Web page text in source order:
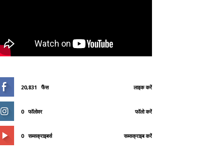
20,831 फैंस लाइक करें
0 फॉलोवर फॉलो करें
0 सब्सक्राइबर्स सब्सक्राइब करें